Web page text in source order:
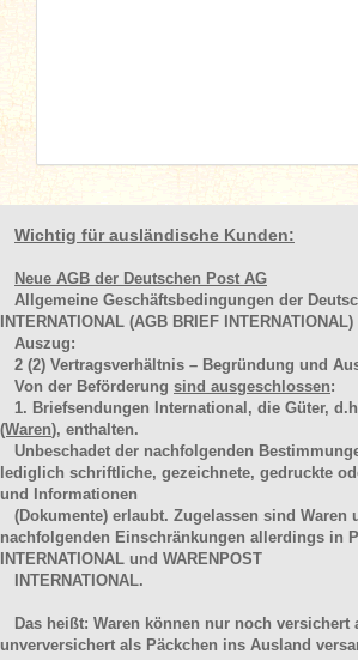
Wichtig für ausländische Kunden:
Neue AGB der Deutschen Post AG
Allgemeine Geschäftsbedingungen der
INTERNATIONAL (AGB BRIEF INTERNATIONAL)
Auszug:
2 (2) Vertragsverhältnis – Begründung und
Von der Beförderung sind ausgeschlossen:
1. Briefsendungen International, die Güter,
(Waren), enthalten.
Unbeschadet der nachfolgenden
lediglich schriftliche, gezeichnete, gedruckte
und Informationen
(Dokumente) erlaubt. Zugelassen sind Waren
nachfolgenden Einschränkungen allerdings in
INTERNATIONAL und WARENPOST
INTERNATIONAL.
Das heißt: Waren können nur noch versichert
unverversichert als Päckchen ins Ausland